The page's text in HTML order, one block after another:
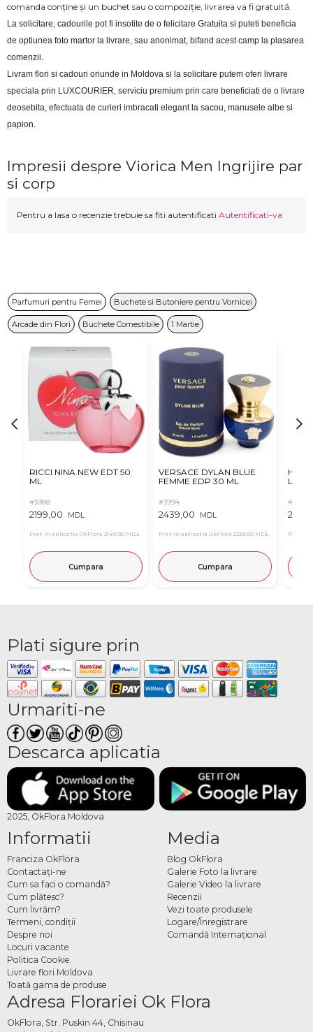
comanda conține și un buchet sau o compoziție, livrarea va fi gratuită.
La solicitare, cadourile pot fi insotite de o felicitare Gratuita si puteti beneficia
de optiunea foto martor la livrare, sau anonimat, bifand acest camp la plasarea
comenzii.
Livram flori si cadouri oriunde in Moldova si la solicitare putem oferi livrare
speciala prin LUXCOURIER, serviciu premium prin care beneficiati de o livrare
deosebita, efectuata de curieri imbracati elegant la sacou, manusele albe si
papion.
Impresii despre Viorica Men Ingrijire par
si corp
Pentru a lasa o recenzie trebuie sa fiti autentificati Autentificati-va
Parfumuri pentru Femei Buchete si Butoniere pentru Vornicei
Arcade din Flori Buchete Comestibile 1 Martie
RICCI NINA NEW EDT 50
ML
#3988
2199,00 MDL
Pret in aplicatia OkFlora 2149,00 MDL
Cumpara
VERSACE DYLAN BLUE
FEMME EDP 30 ML
#3994
2439,00 MDL
Pret in aplicatia OkFlora 2339,00 MDL
Cumpara
Hugo
Le
#4014
Pret in
Plati sigure prin
Urmariti-ne
Descarca aplicatia
2025, OkFlora Moldova
Informatii
Franciza OkFlora
Contactaţi-ne
Cum sa faci o comandă?
Cum plătesc?
Cum livrăm?
Termeni, condiţii
Despre noi
Locuri vacante
Politica Cookie
Livrare flori Moldova
Toată gama de produse
Media
Blog OkFlora
Galerie Foto la livrare
Galerie Video la livrare
Recenzii
Vezi toate produsele
Logare/Înregistrare
Comandă Internațional
Adresa Florariei Ok Flora
OkFlora, Str. Puskin 44, Chisinau